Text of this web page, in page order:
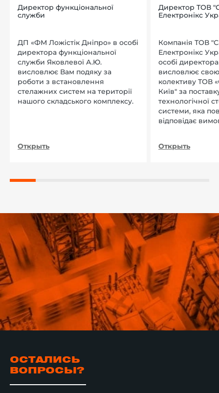
Директор функціональної
служби
ДП «ФМ Ложістік Дніпро» в особі
директора функціональної
служби Яковлевої А.Ю.
висловлює Вам подяку за
роботи з встановлення
стелажних систем на території
нашого складського комплексу.
Открыть
Директор ТОВ
Електронікс
Компанія ТОВ
Електронікс
особі
висловлює
колективу ТОВ
Київ" за
технологічної
системи, яка
відповідає
Открыть
ОСТАЛИСЬ
ВОПРОСЫ?